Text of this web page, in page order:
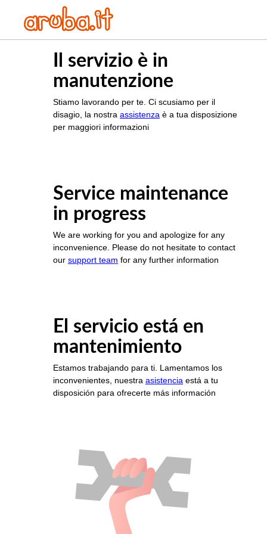
Il servizio è in
manutenzione
Stiamo lavorando per te. Ci scusiamo per il
disagio, la nostra assistenza è a tua disposizione
per maggiori informazioni
Service maintenance
in progress
We are working for you and apologize for any
inconvenience. Please do not hesitate to contact
our support team for any further information
El servicio está en
mantenimiento
Estamos trabajando para ti. Lamentamos los
inconvenientes, nuestra asistencia está a tu
disposición para ofrecerte más información